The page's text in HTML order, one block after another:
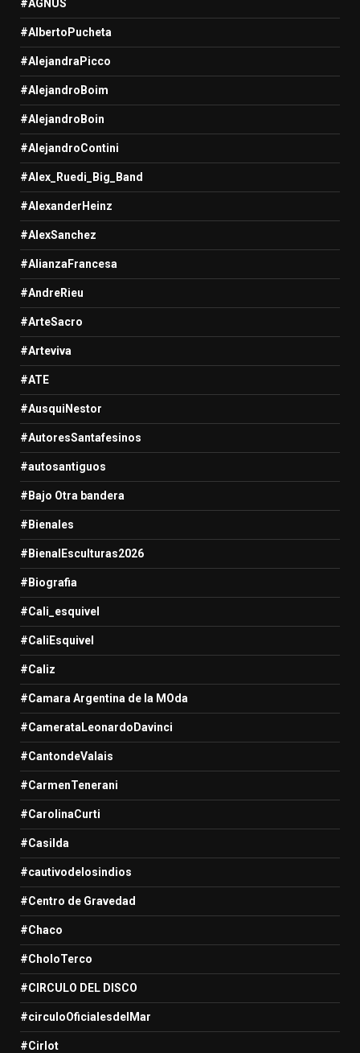
#AGNUS
#AlbertoPucheta
#AlejandraPicco
#AlejandroBoim
#AlejandroBoin
#AlejandroContini
#Alex_Ruedi_Big_Band
#AlexanderHeinz
#AlexSanchez
#AlianzaFrancesa
#AndreRieu
#ArteSacro
#Arteviva
#ATE
#AusquiNestor
#AutoresSantafesinos
#autosantiguos
#Bajo Otra bandera
#Bienales
#BienalEsculturas2026
#Biografia
#Cali_esquivel
#CaliEsquivel
#Caliz
#Camara Argentina de la MOda
#CamerataLeonardoDavinci
#CantondeValais
#CarmenTenerani
#CarolinaCurti
#Casilda
#cautivodelosindios
#Centro de Gravedad
#Chaco
#CholoTerco
#CIRCULO DEL DISCO
#circuloOficialesdelMar
#Cirlot